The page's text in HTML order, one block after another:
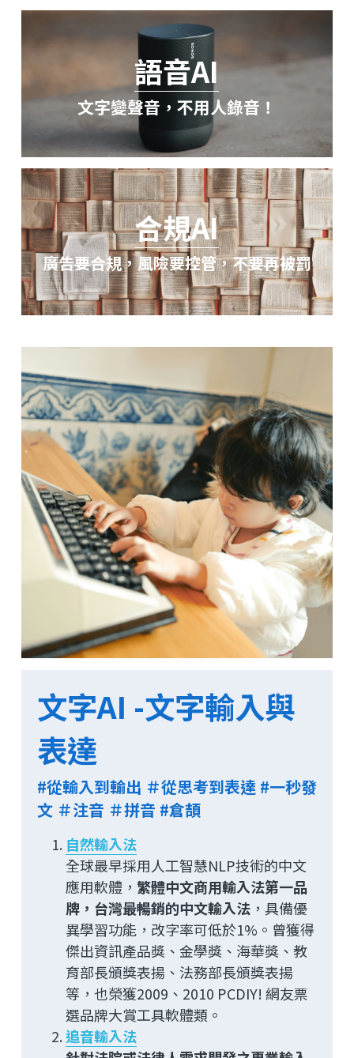
語音AI
文字變聲音，不用人錄音！
合規AI
廣告要合規，風險要控管，不要再被罰
文字AI -文字輸入與
表達
#從輸入到輸出 ＃從思考到表達 #一秒發
文 ＃注音 ＃拼音 #倉頡
自然輸入法
全球最早採用人工智慧NLP技術的中文
應用軟體， 繁體中文商用輸入法第一品
牌， 台灣最暢銷的中文輸入法， 具備優
異學習功能，改字率可低於1%。曾獲得
傑出資訊產品獎、金學獎、海華獎、教
育部長頒獎表揚、法務部長頒獎表揚
等，也榮獲2009、2010 PCDIY! 網友票
選品牌大賞工具軟體類。
追音輸入法